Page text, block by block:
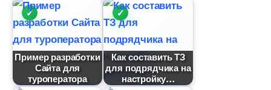
Пример разработки
Сайта для
туроператора
Как составить ТЗ
для подрядчика на
настройку